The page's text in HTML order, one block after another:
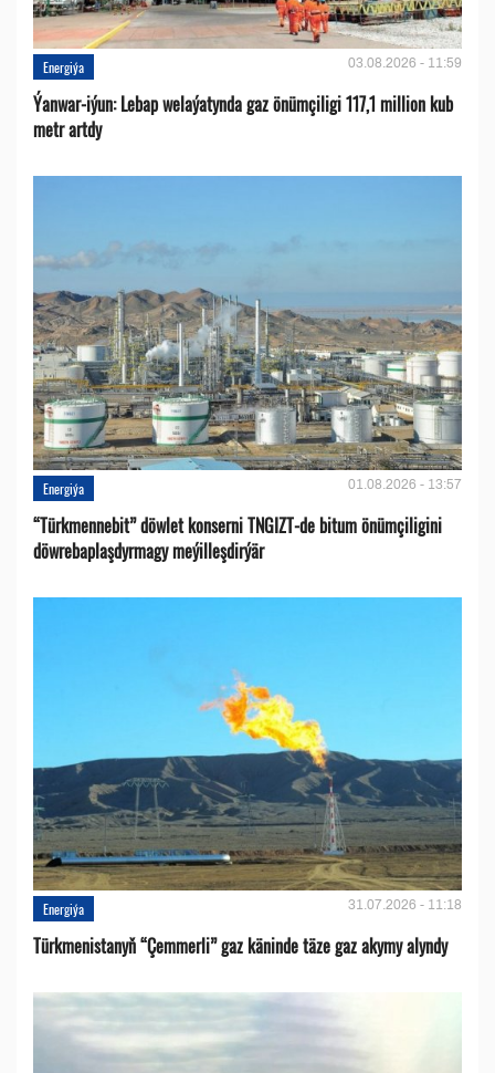
Energiýa 03.08.2026 - 11:59
Ýanwar-iýun: Lebap welaýatynda gaz önümçiligi 117,1 million kub
metr artdy
Energiýa 01.08.2026 - 13:57
“Türkmennebit” döwlet konserni TNGIZT-de bitum önümçiligini
döwrebaplaşdyrmagy meýilleşdirýär
Energiýa 31.07.2026 - 11:18
Türkmenistanyň “Çemmerli” gaz käninde täze gaz akymy alyndy